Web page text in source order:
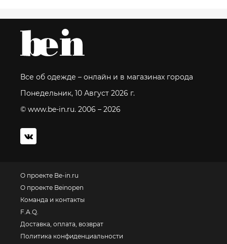
Все об одежде – онлайн и в магазинах города
Понедельник, 10 Август 2026 г.
© www.be-in.ru. 2006 – 2026
О проекте Be-in.ru
О проекте Beinopen
Команда и контакты
F.A.Q.
Доставка, оплата, возврат
Политика конфиденциальности